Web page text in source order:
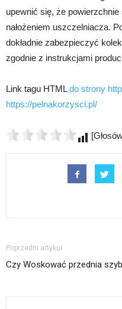
upewnić się, że
nałożeniem uszczelniacza.
dokładnie zabezpieczyć
zgodnie z instrukcjami
Link tagu HTMLdo strony
https://pelnakorzysci.pl/
Poprzedni artykuł
Czy Woskować przednia